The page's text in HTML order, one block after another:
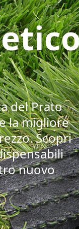
del Prato
la migliore
Scopri
nuovo